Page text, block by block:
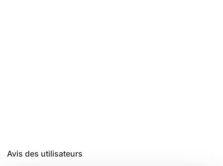
Avis des utilisateurs